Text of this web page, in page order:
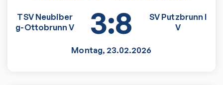
TSV Neubiber
g-Ottobrunn V
3:8
SV Putzbrunn I
V
Montag, 23.02.2026